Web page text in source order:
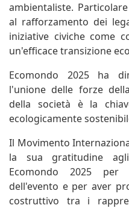
ambientaliste.
al rafforzamento dei
iniziative civiche come
un'efficace transizione
Ecomondo 2025 ha
l'unione delle forze
della società è la
ecologicamente
Il Movimento
la sua gratitudine
Ecomondo 2025 per
dell'evento e per aver
costruttivo tra i